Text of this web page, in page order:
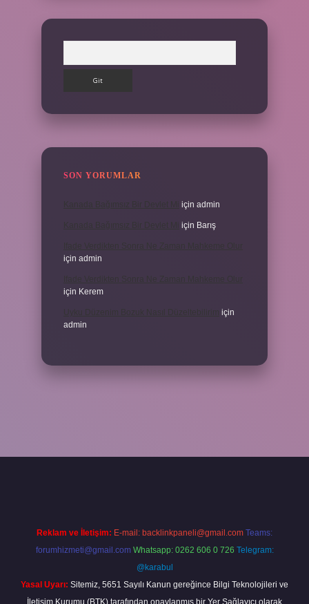
SON YORUMLAR
için admin
için Barış
için admin
için Kerem
için
admin
Reklam ve İletişim: E-mail: backlinkpaneli@gmail.com Teams:
forumhizmeti@gmail.com Whatsapp: 0262 606 0 726 Telegram:
@karabul
Yasal Uyarı: Sitemiz, 5651 Sayılı Kanun gereğince Bilgi Teknolojileri ve
İletişim Kurumu (BTK) tarafından onaylanmış bir Yer Sağlayıcı olarak